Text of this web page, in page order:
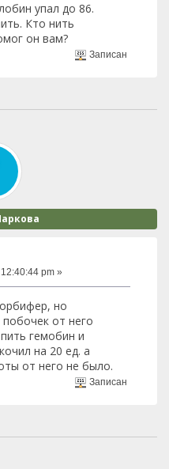
упал до 86.
Кто нить
он вам?
Записан
pm »
но
от него
гемобин и
на 20 ед. а
от него не было.
Записан